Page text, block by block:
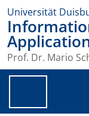
Universität
Prof. Dr. Mario